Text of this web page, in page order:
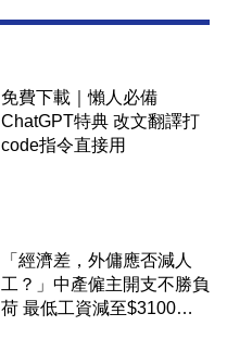
免費下載｜懶人必備
ChatGPT特典 改文翻譯打
code指令直接用
「經濟差，外傭應否減人
工？」中產僱主開支不勝負
荷 最低工資減至$3100蚊